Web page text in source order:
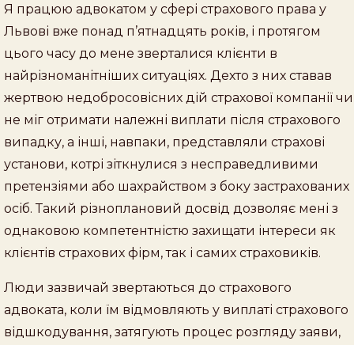
Я працюю адвокатом у сфері страхового права у
Львові вже понад п’ятнадцять років, і протягом
цього часу до мене зверталися клієнти в
найрізноманітніших ситуаціях. Дехто з них ставав
жертвою недобросовісних дій страхової компанії чи
не міг отримати належні виплати після страхового
випадку, а інші, навпаки, представляли страхові
установи, котрі зіткнулися з несправедливими
претензіями або шахрайством з боку застрахованих
осіб. Такий різноплановий досвід дозволяє мені з
однаковою компетентністю захищати інтереси як
клієнтів страхових фірм, так і самих страховиків.
Люди зазвичай звертаються до страхового
адвоката, коли їм відмовляють у виплаті страхового
відшкодування, затягують процес розгляду заяви,